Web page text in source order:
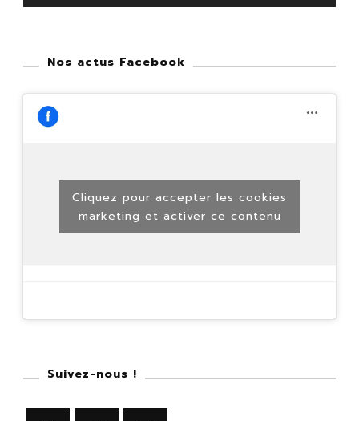
Nos actus Facebook
Cliquez pour accepter les cookies
marketing et activer ce contenu
Suivez-nous !